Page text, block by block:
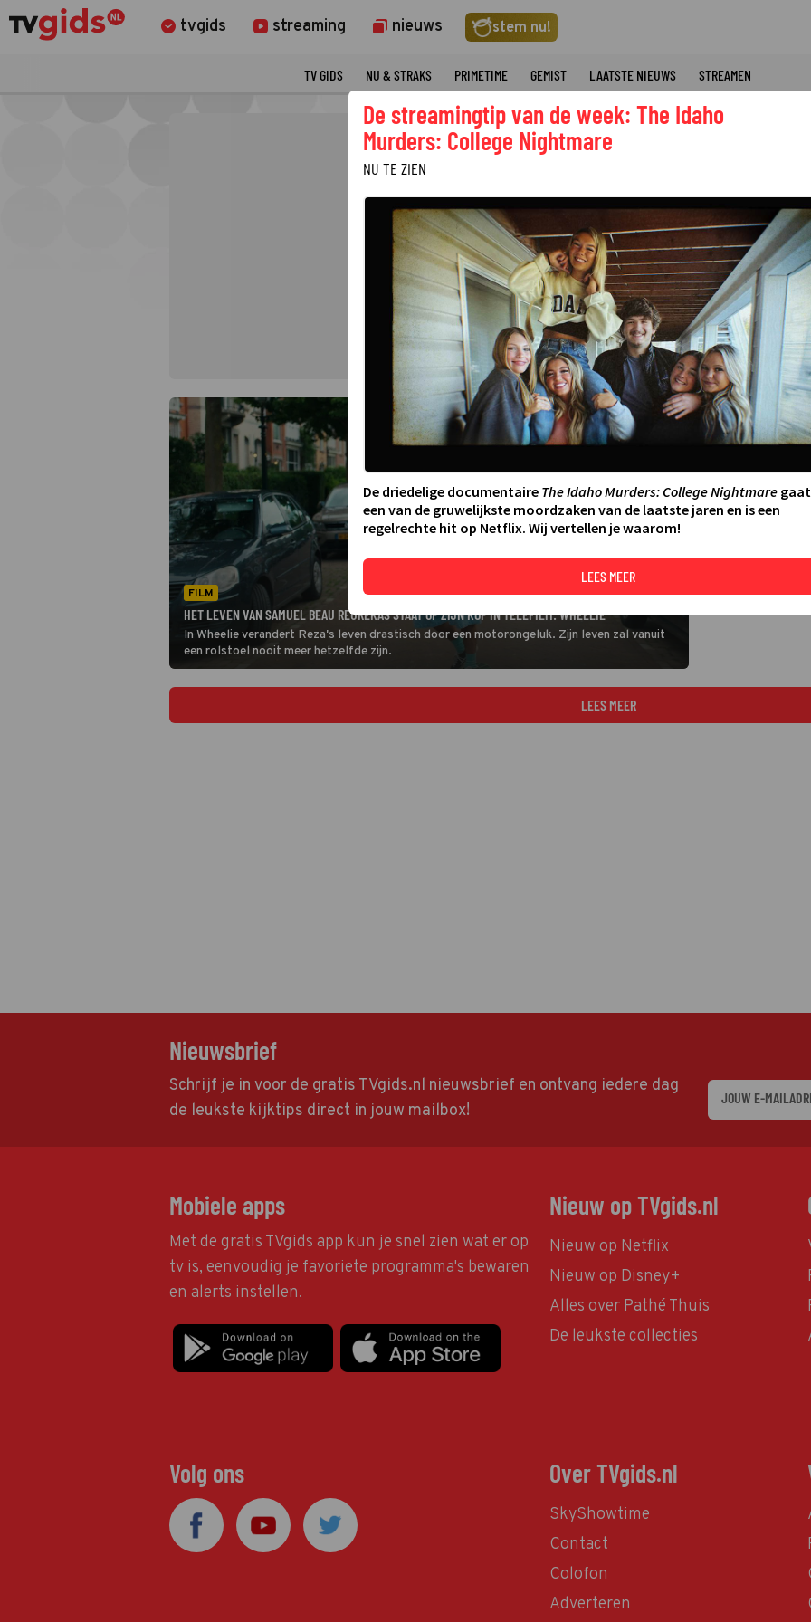
tvgids streaming nieuws stem nu!
TV GIDS NU & STRAKS PRIMETIME GEMIST LAATSTE NIEUWS STREAMEN
FILM
HET LEVEN VAN SAMUEL BEAU REUREKAS STAAT OP ZIJN KOP IN TELEFILM: WHEELIE
In Wheelie verandert Reza's leven drastisch door een motorongeluk. Zijn leven zal vanuit
een rolstoel nooit meer hetzelfde zijn.
LEES MEER
Nieuwsbrief
Schrijf je in voor de gratis TVgids.nl nieuwsbrief en ontvang iedere dag
de leukste kijktips direct in jouw mailbox!
Mobiele apps
Met de gratis TVgids app kun je snel zien wat er op
tv is, eenvoudig je favoriete programma's bewaren
en alerts instellen.
Nieuw op TVgids.nl
Nieuw op Netflix
Nieuw op Disney+
Alles over Pathé Thuis
De leukste collecties
Volg ons Over TVgids.nl
SkyShowtime
Contact
Colofon
Adverteren
De streamingtip van de week: The Idaho
Murders: College Nightmare
NU TE ZIEN
De driedelige documentaire The Idaho Murders: College Nightmaregaat
een van de gruwelijkste moordzaken van de laatste jaren en is een
regelrechte hit op Netflix. Wij vertellen je waarom!
LEES MEER